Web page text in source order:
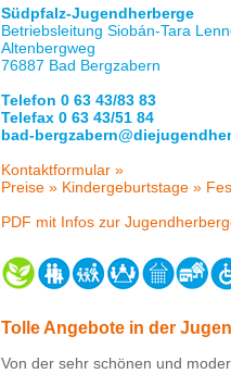
Südpfalz-Jugendherberge
Betriebsleitung Siobán-Tara
Altenbergweg
76887 Bad Bergzabern
Telefon 0 63 43/83 83
Telefax 0 63 43/51 84
bad-
Kontaktformular »
Preise » Kindergeburtstage »
PDF mit Infos zur
Tolle Angebote in der
Von der sehr schönen und